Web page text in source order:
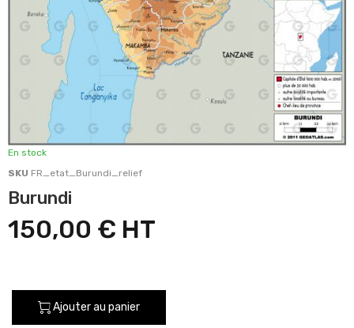
En stock
SKU FR_etat_Burundi_relief
Burundi
150,00 €
Ajouter au panier